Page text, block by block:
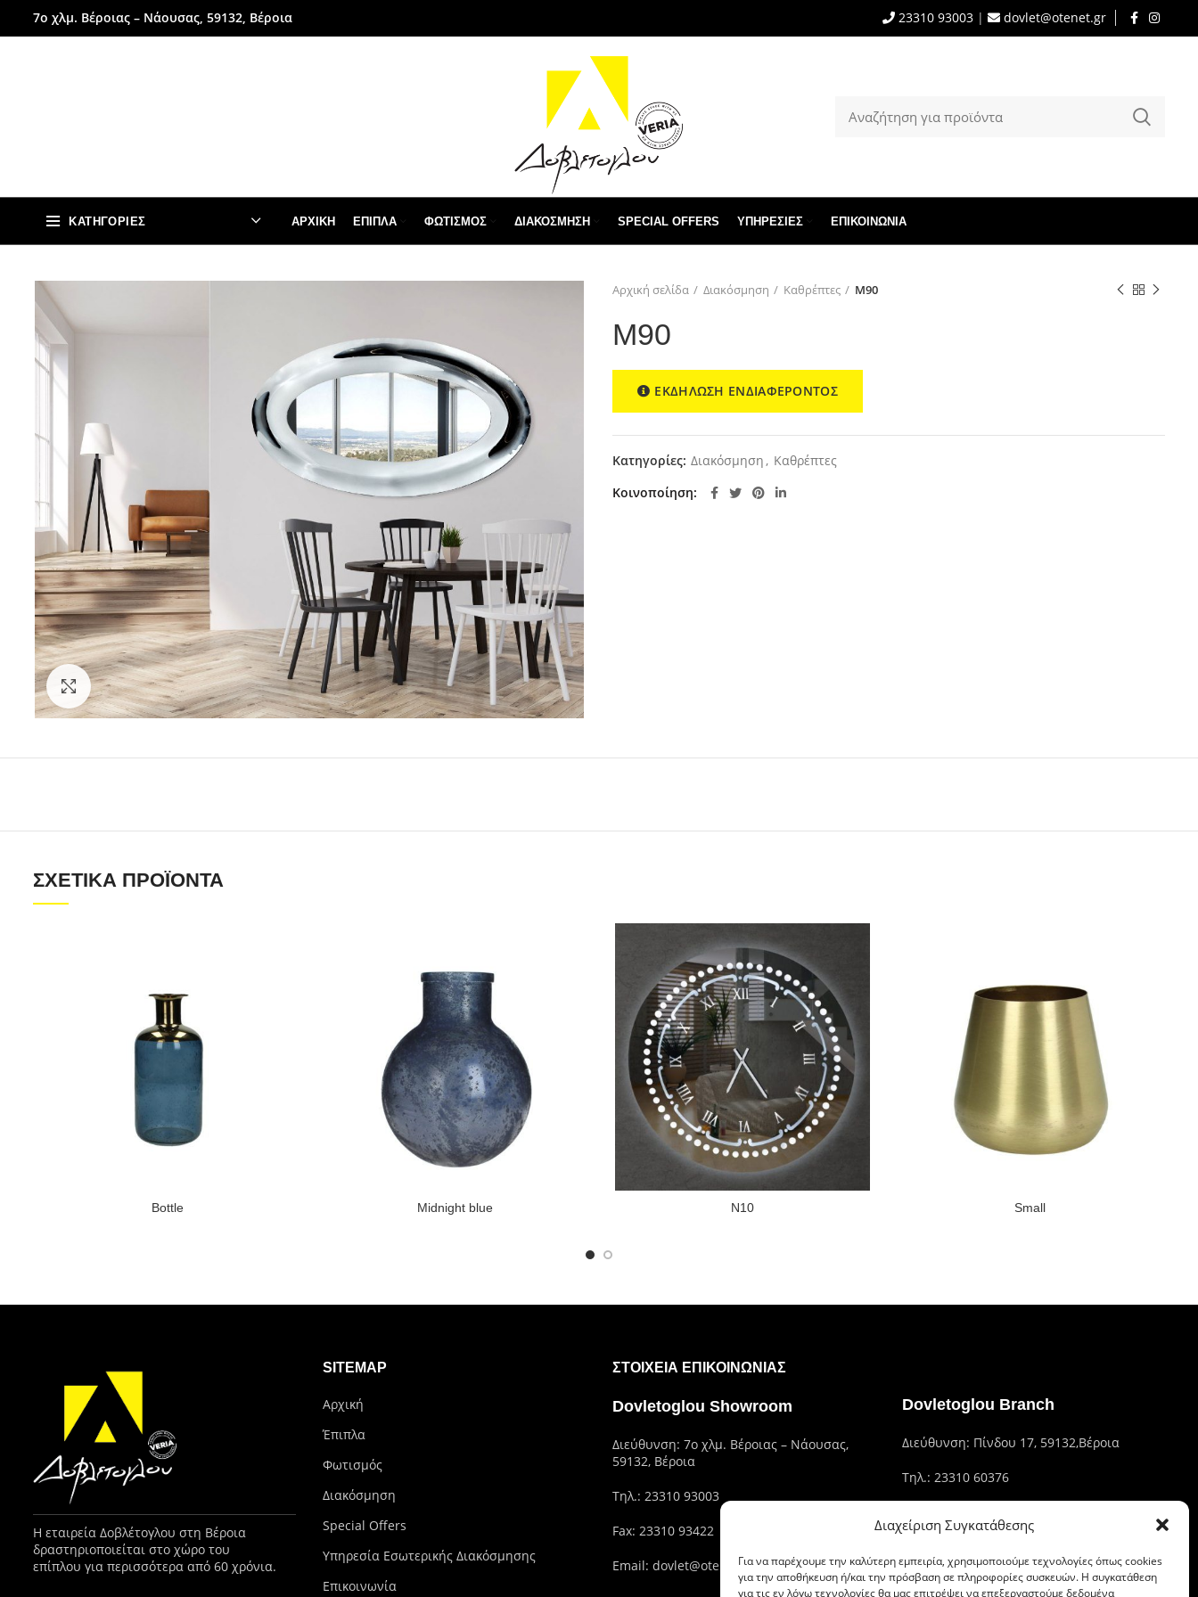
Διαχείριση Συγκατάθεσης
Για να παρέχουμε την καλύτερη εμπειρία, χρησιμοποιούμε τεχνολογίες όπως cookies
για την αποθήκευση ή/και την πρόσβαση σε πληροφορίες συσκευών. Η συγκατάθεση
για τις εν λόγω τεχνολογίες θα μας επιτρέψει να επεξεργαστούμε δεδομένα
7ο χλμ. Βέροιας – Νάουσας, 59132, Βέροια 23310 93003 | dovlet@otenet.gr
ΚΑΤΗΓΟΡΊΕΣ ΑΡΧΙΚΉ ΈΠΙΠΛΑ ΦΩΤΙΣΜΌΣ ΔΙΑΚΌΣΜΗΣΗ SPECIAL OFFERS ΥΠΗΡΕΣΙΕΣ ΕΠΙΚΟΙΝΩΝΊΑ
Click to enlarge
Αρχική σελίδα Διακόσμηση Καθρέπτες M90
M90
ΕΚΔΗΛΩΣΗ ΕΝΔΙΑΦΕΡΟΝΤΟΣ
Κατηγορίες: Διακόσμηση , Καθρέπτες
Κοινοποίηση
ΣΧΕΤΙΚΆ ΠΡΟΪΌΝΤΑ
Bottle Midnight blue N10 Small
Η εταιρεία Δοβλέτογλου στη Βέροια
δραστηριοποιείται στο χώρο του
επίπλου για περισσότερα από 60 χρόνια.
SITEMAP
Αρχική
Έπιπλα
Φωτισμός
Διακόσμηση
Special Offers
Υπηρεσία Εσωτερικής Διακόσμησης
Επικοινωνία
ΣΤΟΙΧΕΊΑ ΕΠΙΚΟΙΝΩΝΊΑΣ
Dovletoglou Showroom
Διεύθυνση: 7ο χλμ. Βέροιας – Νάουσας,
59132, Βέροια
Τηλ.: 23310 93003
Fax: 23310 93422
Email: dovlet@otenet.gr
Dovletoglou Branch
Διεύθυνση: Πίνδου 17, 59132,Βέροια
Τηλ.: 23310 60376